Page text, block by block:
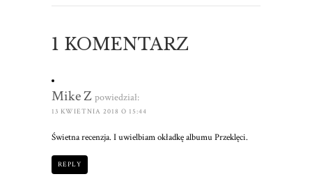
1 KOMENTARZ
Mike Z powiedział:
13 KWIETNIA 2018 O 15:44
Świetna recenzja. I uwielbiam okładkę albumu Przeklęci.
REPLY